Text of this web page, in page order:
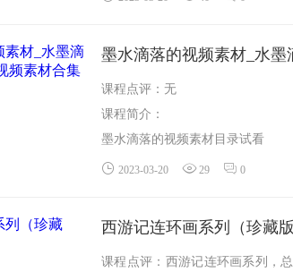
墨水滴落的视频素材_水
课程点评：无
课程简介：
墨水滴落的视频素材目录试看
下载链接：...
2023-03-20 29 0
西游记连环画系列（珍藏版
课程点评：西游记连环画系列，